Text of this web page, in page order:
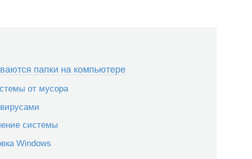
папки на компьютере
от мусора
системы
Windows